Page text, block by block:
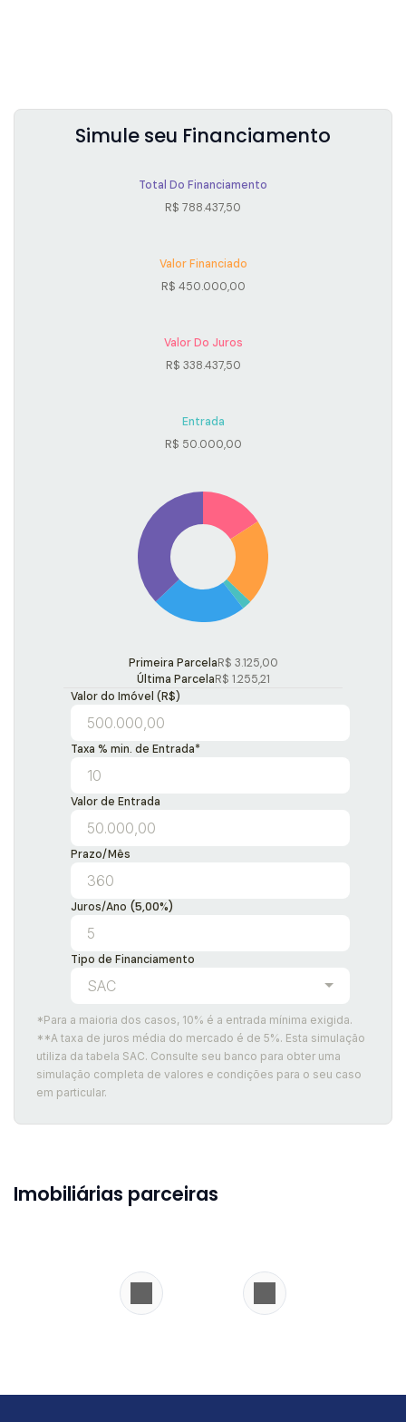
Simule seu Financiamento
Total Do Financiamento
R$ 788.437,50
Valor Financiado
R$ 450.000,00
Valor Do Juros
R$ 338.437,50
Entrada
R$ 50.000,00
Primeira ParcelaR$ 3.125,00
Última ParcelaR$ 1.255,21
Valor do Imóvel (R$)
Taxa % min. de Entrada*
Valor de Entrada
Prazo/Mês
Juros/Ano (5,00%)
Tipo de Financiamento
SAC
*Para a maioria dos casos, 10% é a entrada mínima exigida.
**A taxa de juros média do mercado é de 5%. Esta simulação
utiliza da tabela SAC. Consulte seu banco para obter uma
simulação completa de valores e condições para o seu caso
em particular.
Imobiliárias parceiras